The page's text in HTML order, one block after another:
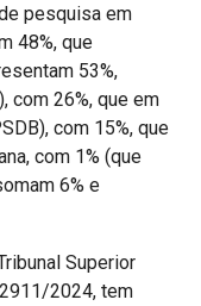
pesquisa em
48%, que
53%,
com 26%, que em
com 15%, que
com 1% (que
6% e
Superior
2024, tem